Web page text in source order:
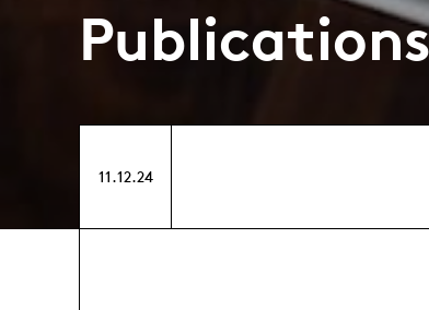
11.12.24